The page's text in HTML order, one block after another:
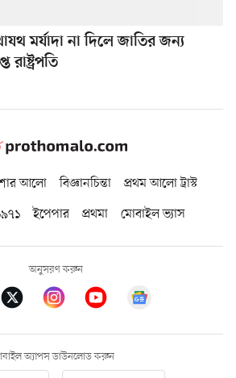
মর্যাদা না দিলে জাতির জন্য
রাষ্ট্রপতি
আলো বিজ্ঞানচিন্তা
প্রথম আলো ট্রাস্ট
ইপেপার প্রথমা মোবাইল ভ্যাস
অনুসরণ করুন
অ্যাপস ডাউনলোড করুন